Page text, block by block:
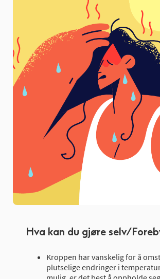
Hva kan du gjøre selv/
Kroppen har vanskelig for å
plutselige endringer i